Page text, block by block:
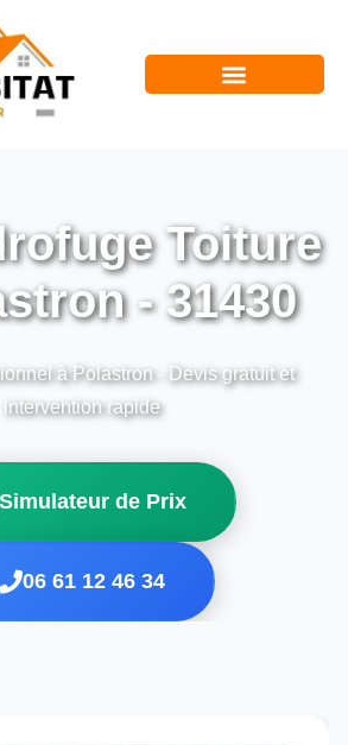
Toiture
- 31430
à Polastron - Devis gratuit et
intervention rapide
Simulateur de Prix
06 61 12 46 34